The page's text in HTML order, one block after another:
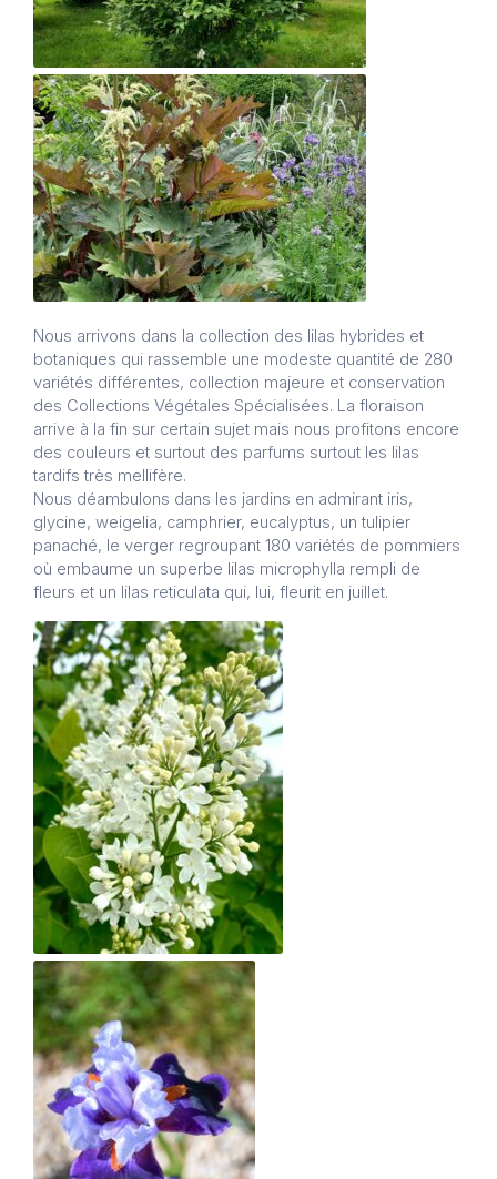
Nous arrivons dans la collection des lilas hybrides et
botaniques qui rassemble une modeste quantité de 280
variétés différentes, collection majeure et conservation
des Collections Végétales Spécialisées. La floraison
arrive à la fin sur certain sujet mais nous profitons encore
des couleurs et surtout des parfums surtout les lilas
tardifs très mellifère.
Nous déambulons dans les jardins en admirant iris,
glycine, weigelia, camphrier, eucalyptus, un tulipier
panaché, le verger regroupant 180 variétés de pommiers
où embaume un superbe lilas microphylla rempli de
fleurs et un lilas reticulata qui, lui, fleurit en juillet.